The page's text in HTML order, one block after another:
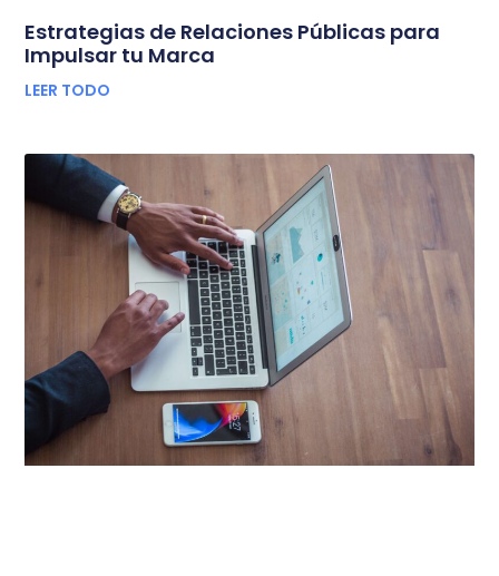
Estrategias de Relaciones Públicas para
Impulsar tu Marca
LEER TODO